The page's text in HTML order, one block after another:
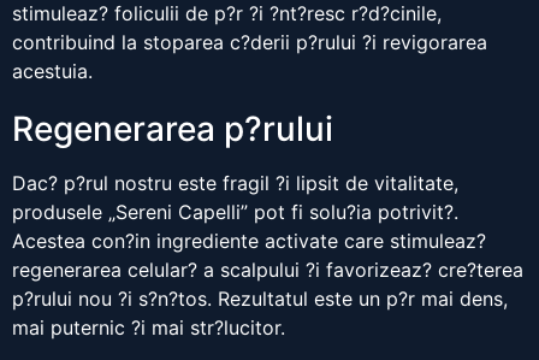
stimuleaz? foliculii de p?r ?i ?nt?resc r?d?cinile,
contribuind la stoparea c?derii p?rului ?i revigorarea
acestuia.
Regenerarea p?rului
Dac? p?rul nostru este fragil ?i lipsit de vitalitate,
produsele „Sereni Capelli” pot fi solu?ia potrivit?.
Acestea con?in ingrediente activate care stimuleaz?
regenerarea celular? a scalpului ?i favorizeaz? cre?terea
p?rului nou ?i s?n?tos. Rezultatul este un p?r mai dens,
mai puternic ?i mai str?lucitor.